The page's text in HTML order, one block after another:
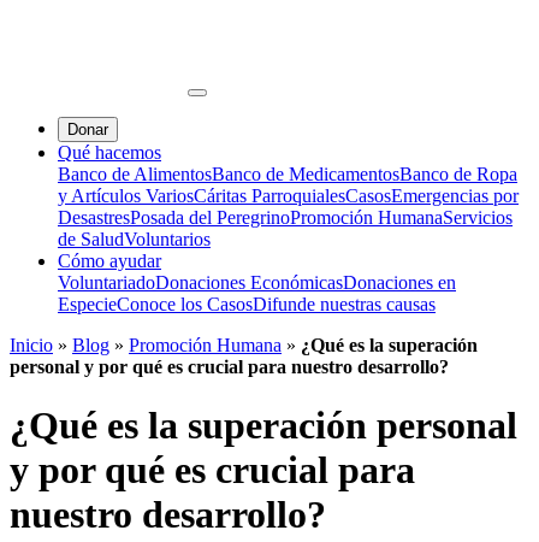
Donar
Qué hacemos
Banco de AlimentosBanco de MedicamentosBanco de Ropa
y Artículos VariosCáritas ParroquialesCasosEmergencias por
DesastresPosada del PeregrinoPromoción HumanaServicios
de SaludVoluntarios
Cómo ayudar
VoluntariadoDonaciones EconómicasDonaciones en
EspecieConoce los CasosDifunde nuestras causas
Inicio » Blog » Promoción Humana » ¿Qué es la superación
personal y por qué es crucial para nuestro desarrollo?
¿Qué es la superación personal
y por qué es crucial para
nuestro desarrollo?